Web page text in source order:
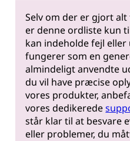
Selv om der er gjort
er denne ordliste kun
kan indeholde fejl
fungerer som en
almindeligt anvendte
du vil have præcise
vores produkter,
vores dedikerede
står klar til at besvare
eller problemer, du